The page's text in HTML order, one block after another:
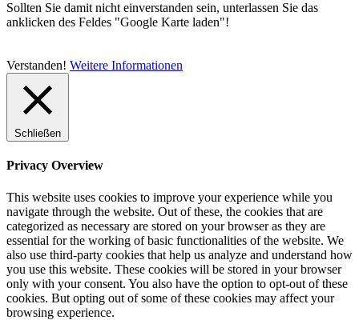
Sollten Sie damit nicht einverstanden sein, unterlassen Sie das
anklicken des Feldes "Google Karte laden"!
Verstanden! Weitere Informationen
Schließen
Privacy Overview
This website uses cookies to improve your experience while you
navigate through the website. Out of these, the cookies that are
categorized as necessary are stored on your browser as they are
essential for the working of basic functionalities of the website. We
also use third-party cookies that help us analyze and understand how
you use this website. These cookies will be stored in your browser
only with your consent. You also have the option to opt-out of these
cookies. But opting out of some of these cookies may affect your
browsing experience.